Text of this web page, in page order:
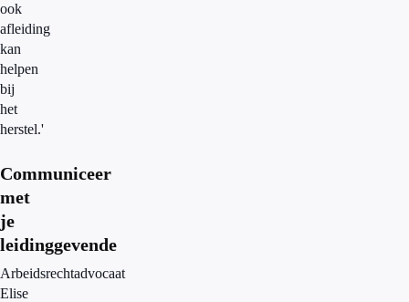
ook
afleiding
kan
helpen
bij
het
herstel.'
Communiceer
met
je
leidinggevende
Arbeidsrechtadvocaat
Elise